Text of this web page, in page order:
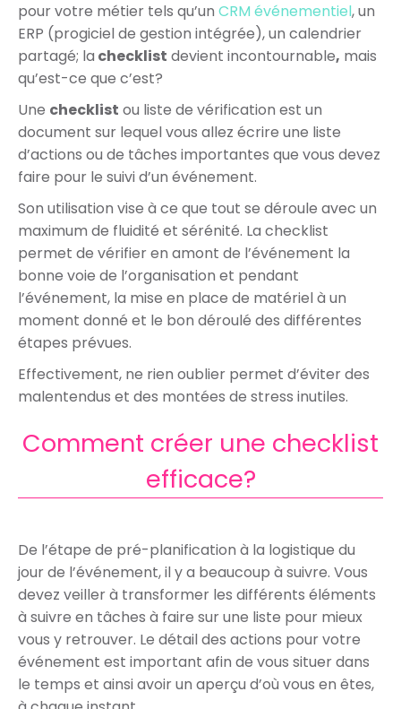
pour votre métier tels qu’un CRM événementiel, un
ERP (progiciel de gestion intégrée), un calendrier
partagé; la checklist devient incontournable, mais
qu’est-ce que c’est?
Une checklist ou liste de vérification est un
document sur lequel vous allez écrire une liste
d’actions ou de tâches importantes que vous devez
faire pour le suivi d’un événement.
Son utilisation vise à ce que tout se déroule avec un
maximum de fluidité et sérénité. La checklist
permet de vérifier en amont de l’événement la
bonne voie de l’organisation et pendant
l’événement, la mise en place de matériel à un
moment donné et le bon déroulé des différentes
étapes prévues.
Effectivement, ne rien oublier permet d’éviter des
malentendus et des montées de stress inutiles.
Comment créer une checklist
efficace?
De l’étape de pré-planification à la logistique du
jour de l’événement, il y a beaucoup à suivre. Vous
devez veiller à transformer les différents éléments
à suivre en tâches à faire sur une liste pour mieux
vous y retrouver. Le détail des actions pour votre
événement est important afin de vous situer dans
le temps et ainsi avoir un aperçu d’où vous en êtes,